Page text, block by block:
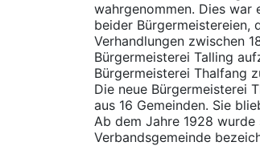
wahrgenommen. Dies war
beider Bürgermeistereien,
Verhandlungen zwischen
Bürgermeisterei Talling
Bürgermeisterei Thalfang
Die neue Bürgermeisterei
aus 16 Gemeinden. Sie
Ab dem Jahre 1928
Verbandsgemeinde